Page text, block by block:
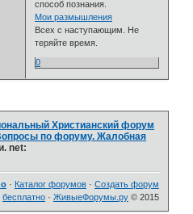
способ познания.
Мои размышления
Всех с наступающим. Не
теряйте время.
0
Христианский форум
по форуму. Жалобная
net:
· Каталог форумов · Создать форум
бесплатно · ЖивыеФорумы.ру © 2015